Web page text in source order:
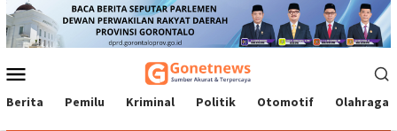
Loncat
ke
konten
Mobile
Berita Pemilu Kriminal Politik Otomotif Olahraga